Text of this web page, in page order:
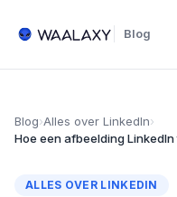
Blog
Blog›Alles over LinkedIn›
Hoe een afbeelding
ALLES OVER LINKEDIN